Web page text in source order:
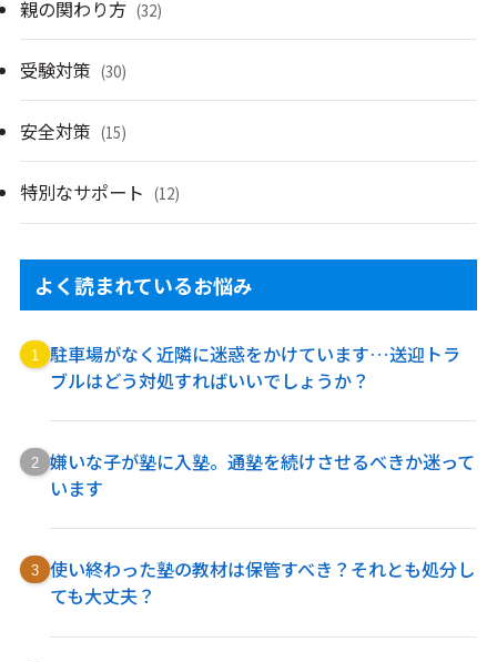
親の関わり方 (32)
受験対策 (30)
安全対策 (15)
特別なサポート (12)
よく読まれているお悩み
駐車場がなく近隣に迷惑をかけています…送迎トラ
ブルはどう対処すればいいでしょうか？
嫌いな子が塾に入塾。通塾を続けさせるべきか迷って
います
使い終わった塾の教材は保管すべき？それとも処分し
ても大丈夫？